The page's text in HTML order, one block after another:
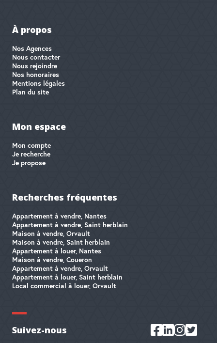
À propos
Nos Agences
Nous contacter
Nous rejoindre
Nos honoraires
Mentions légales
Plan du site
Mon espace
Mon compte
Je recherche
Je propose
Recherches fréquentes
Appartement à vendre, Nantes
Appartement à vendre, Saint herblain
Maison à vendre, Orvault
Maison à vendre, Saint herblain
Appartement à louer, Nantes
Maison à vendre, Coueron
Appartement à vendre, Orvault
Appartement à louer, Saint herblain
Local commercial à louer, Orvault
Suivez-nous